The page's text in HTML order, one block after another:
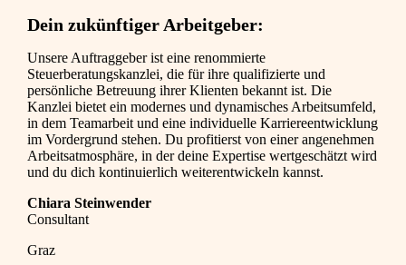
Dein zukünftiger Arbeitgeber:
Unsere Auftraggeber ist eine renommierte
Steuerberatungskanzlei, die für ihre qualifizierte und
persönliche Betreuung ihrer Klienten bekannt ist. Die
Kanzlei bietet ein modernes und dynamisches Arbeitsumfeld,
in dem Teamarbeit und eine individuelle Karriereentwicklung
im Vordergrund stehen. Du profitierst von einer angenehmen
Arbeitsatmosphäre, in der deine Expertise wertgeschätzt wird
und du dich kontinuierlich weiterentwickeln kannst.
Chiara Steinwender
Consultant
Graz